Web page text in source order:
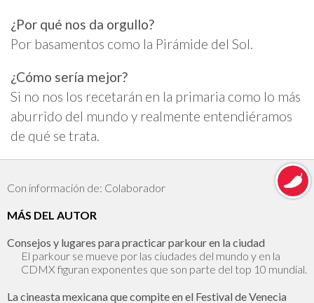
¿Por qué nos da orgullo?
Por basamentos como la Pirámide del Sol.
¿Cómo sería mejor?
Si no nos los recetarán en la primaria como lo más
aburrido del mundo y realmente entendiéramos
de qué se trata.
Con información de: Colaborador
MÁS DEL AUTOR
Consejos y lugares para practicar parkour en la ciudad
El parkour se mueve por las ciudades del mundo y en la
CDMX figuran exponentes que son parte del top 10 mundial.
La cineasta mexicana que compite en el Festival de Venecia